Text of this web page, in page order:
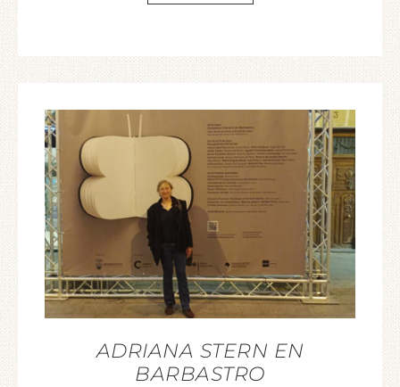
ADRIANA STERN EN
BARBASTRO